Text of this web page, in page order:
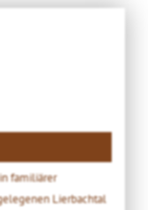
familiärer
Lierbachtal